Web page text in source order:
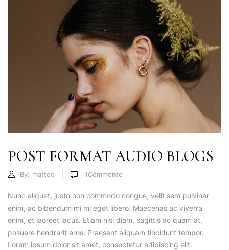
POST FORMAT AUDIO BLOGS
By: matteo 1Commento
Nunc aliquet, justo non commodo congue, velit sem pulvinar
enim, ac bibendum mi mi eget libero. Maecenas ac viverra
enim, et laoreet lacus. Etiam nisi diam, sagittis ac quam at,
posuere hendrerit eros. Praesent aliquam tincidunt tempor.
Lorem ipsum dolor sit amet, consectetur adipiscing elit.